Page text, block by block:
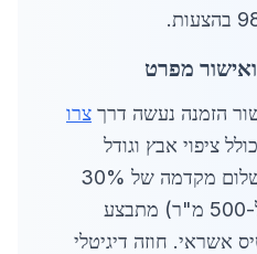
הזמנה נעשה דרך צרו
ציפוי אבץ וגודל
עיניים (15x15 ס"מ). תשלום מקדמה של 30%
(לדוגמה 13,500 ש"ח ל-500 מ"ר) מתבצע
אשראי. חוזה דיגיטלי